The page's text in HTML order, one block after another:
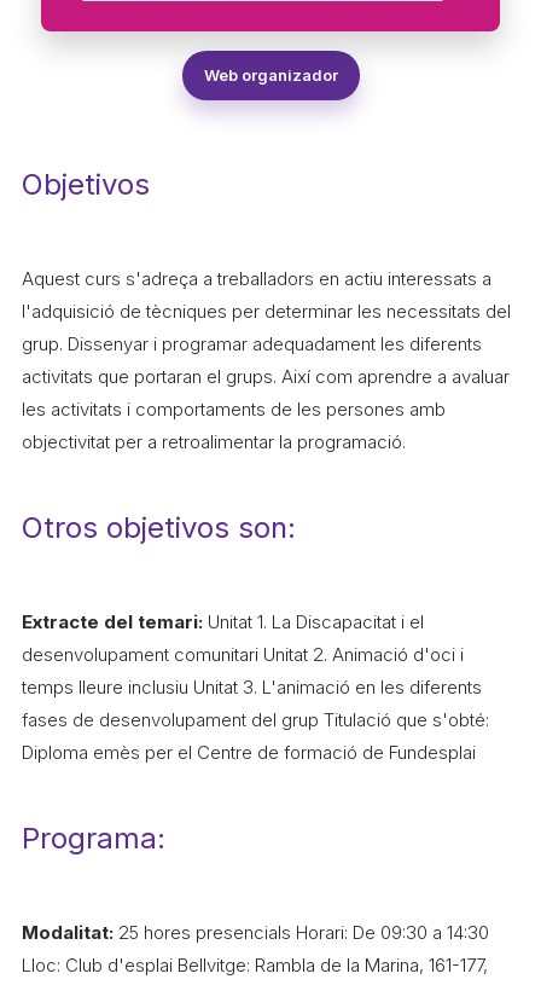
Web organizador
Objetivos
Aquest curs s'adreça a treballadors en actiu interessats a
l'adquisició de tècniques per determinar les necessitats del
grup. Dissenyar i programar adequadament les diferents
activitats que portaran el grups. Així com aprendre a avaluar
les activitats i comportaments de les persones amb
objectivitat per a retroalimentar la programació.
Otros objetivos son:
Extracte del temari: Unitat 1. La Discapacitat i el
desenvolupament comunitari Unitat 2. Animació d'oci i
temps lleure inclusiu Unitat 3. L'animació en les diferents
fases de desenvolupament del grup Titulació que s'obté:
Diploma emès per el Centre de formació de Fundesplai
Programa:
Modalitat: 25 hores presencials Horari: De 09:30 a 14:30
Lloc: Club d'esplai Bellvitge: Rambla de la Marina, 161-177,
ACCIÓ SOCIAL I JOVES
ESPLAIS
SUPORT TERCER SECTOR
La Fundació
Missió i valors
Els comptes clars
Memòria d'activitats
Proposta educativa
Diari de la Fundació